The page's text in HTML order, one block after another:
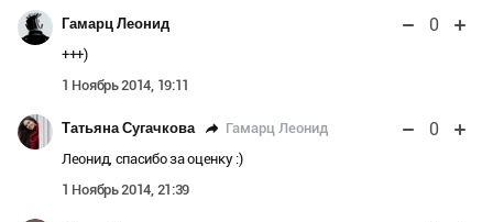
Гамарц Леонид 0
+++)
1 Ноябрь 2014, 19:11
Татьяна Сугачкова Гамарц Леонид 0
Леонид, спасибо за оценку :)
1 Ноябрь 2014, 21:39